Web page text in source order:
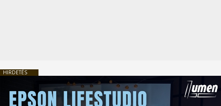
HIRDETÉS